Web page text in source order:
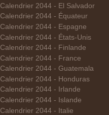
Calendrier 2044 - El Salvador
Calendrier 2044 - Équateur
Calendrier 2044 - Espagne
Calendrier 2044 - États-Unis
Calendrier 2044 - Finlande
Calendrier 2044 - France
Calendrier 2044 - Guatemala
Calendrier 2044 - Honduras
Calendrier 2044 - Irlande
Calendrier 2044 - Islande
Calendrier 2044 - Italie